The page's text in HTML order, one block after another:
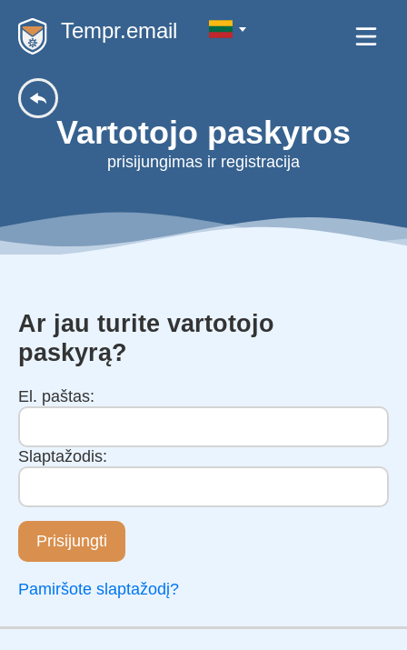
Tempr.email
Vartotojo paskyros
prisijungimas ir registracija
Ar jau turite vartotojo
paskyrą?
El. paštas:
Slaptažodis:
Prisijungti
Pamiršote slaptažodį?